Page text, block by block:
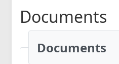
Documents
Documents